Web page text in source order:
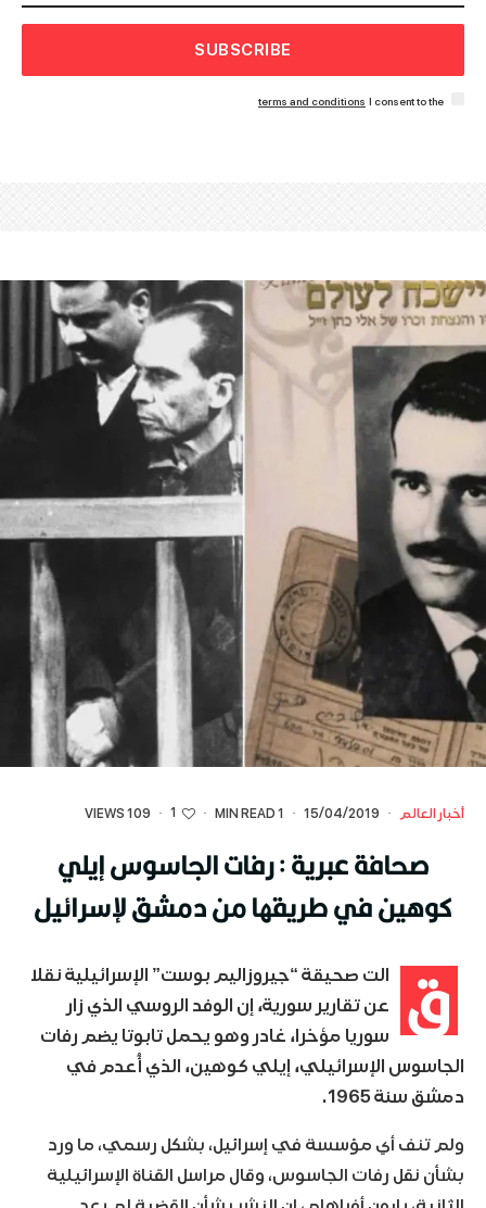
SUBSCRIBE
I consent to the
terms and conditions
أخبار العالم ·
15/04/2019
·
1 MIN READ
·
1
·
109 VIEWS
صحافة عبرية : رفات الجاسوس إيلي
كوهين في طريقها من دمشق لإسرائيل
ق
الت صحيقة “جيروزاليم بوست” الإسرائيلية نقلا
عن تقارير سورية، إن الوفد الروسي الذي زار
سوريا مؤخرا، غادر وهو يحمل تابوتا يضم رفات
الجاسوس الإسرائيلي، إيلي كوهين، الذي أُعدم في
دمشق سنة 1965.
ولم تنف أي مؤسسة في إسرائيل، بشكل رسمي، ما ورد
بشأن نقل رفات الجاسوس، وقال مراسل القناة الإسرائيلية